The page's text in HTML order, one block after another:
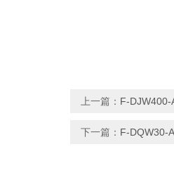
上一篇： F-DJW400-
下一篇： F-DQW30-